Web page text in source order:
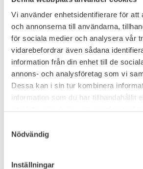
Vi använder enhetsidentifierare för att
och annonserna till användarna,
för sociala medier och analysera vår
vidarebefordrar även sådana
information från din enhet till de
annons- och analysföretag som vi
Dessa kan i sin tur kombinera
information som du har tillhandahållit
Nödvändig
Inställningar
Add to favorites
Vintage Industries
Dune Skaljacka
En riktigt snygg kroppssydd
skaljacka.
559KR
Add
Fodrad
559KR